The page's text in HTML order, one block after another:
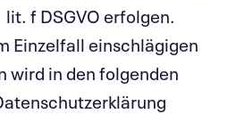
f DSGVO erfolgen.
Einzelfall einschlägigen
wird in den folgenden